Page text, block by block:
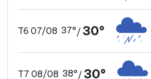
T6 07/08 37°/30°
T7 08/08 38°/30°